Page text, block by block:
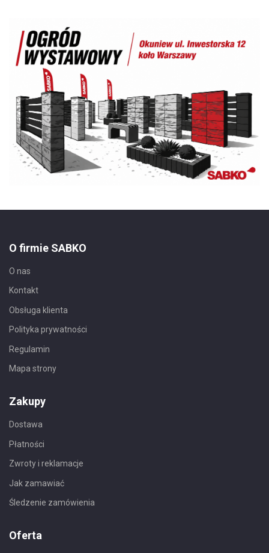
O firmie SABKO
O nas
Kontakt
Obsługa klienta
Polityka prywatności
Regulamin
Mapa strony
Zakupy
Dostawa
Płatności
Zwroty i reklamacje
Jak zamawiać
Śledzenie zamówienia
Oferta